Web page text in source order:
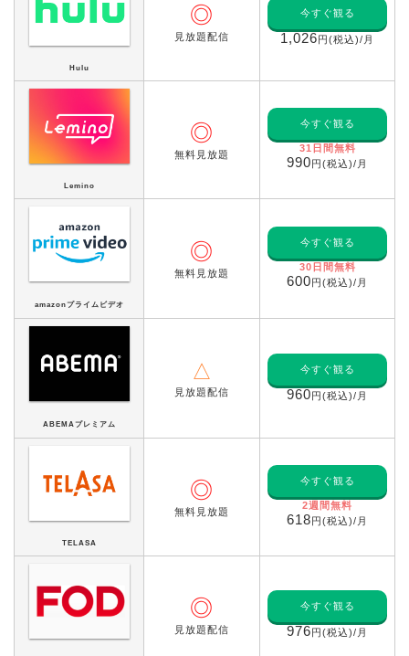
Hulu
◎
見放題配信
今すぐ観る
1,026円(税込)/月
Lemino
◎
無料見放題
今すぐ観る
31日間無料
990円(税込)/月
amazonプライムビデオ
◎
無料見放題
今すぐ観る
30日間無料
600円(税込)/月
ABEMAプレミアム
△
見放題配信
今すぐ観る
960円(税込)/月
TELASA
◎
無料見放題
今すぐ観る
2週間無料
618円(税込)/月
◎
見放題配信
今すぐ観る
976円(税込)/月